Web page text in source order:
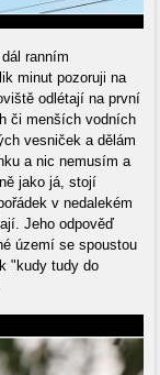
ranním
minut pozoruji na
odlétají na první
či menších vodních
vesniček a dělám
a nic nemusím a
jako já, stojí
v nedalekém
Jeho odpověď
území se spoustou
"kudy tudy do